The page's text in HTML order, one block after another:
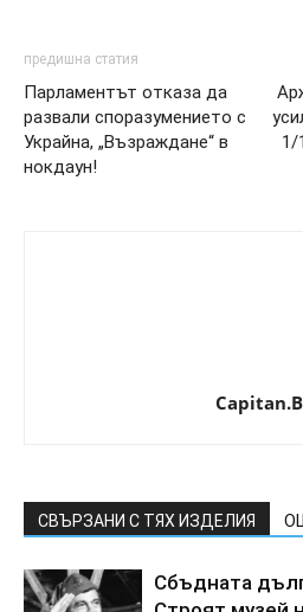
предишна статия
Парламентът отказа да
развали споразумението с
Украйна, „Възраждане“ в
нокдаун!
1/
СВЪРЗАНИ С ТЯХ ИЗДЕЛИЯ
Сбъдната